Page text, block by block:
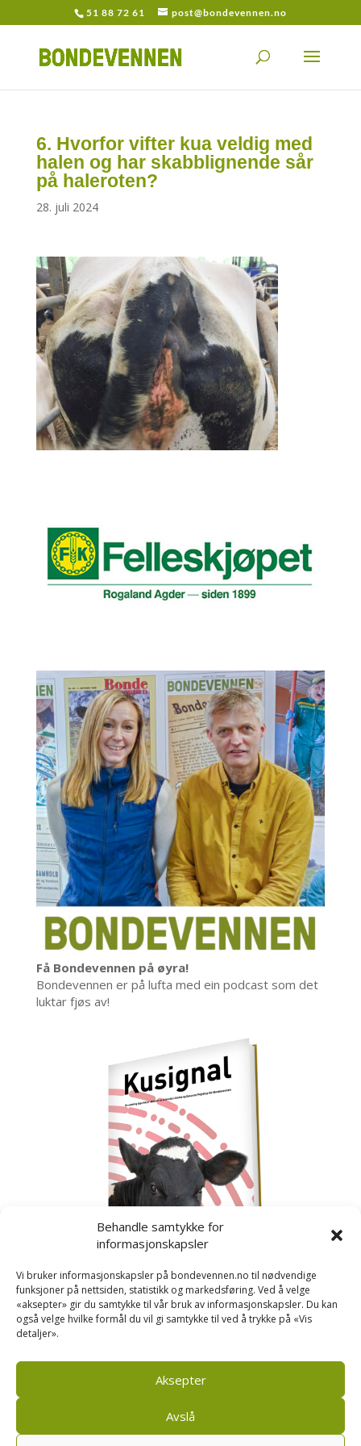
Behandle samtykke for
informasjonskapsler
Vi bruker informasjonskapsler på bondevennen.no til nødvendige
funksjoner på nettsiden, statistikk og markedsføring. Ved å velge
«aksepter» gir du samtykke til vår bruk av informasjonskapsler. Du kan
også velge hvilke formål du vil gi samtykke til ved å trykke på «Vis
detaljer».
Aksepter
Avslå
51 88 72 61 post@bondevennen.no
6. Hvorfor vifter kua veldig med
halen og har skabblignende sår
på haleroten?
28. juli 2024
Få Bondevennen på øyra!
Bondevennen er på lufta med ein podcast som det
luktar fjøs av!
Kusignal